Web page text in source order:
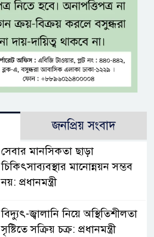
জনপ্রিয় সংবাদ
সেবার মানসিকতা ছাড়া
চিকিৎসাব্যবস্থার মানোন্নয়ন সম্ভব
নয়: প্রধানমন্ত্রী
বিদ্যুৎ-জ্বালানি নিয়ে অস্থিতিশীলতা
সৃষ্টিতে সক্রিয় চক্র: প্রধানমন্ত্রী